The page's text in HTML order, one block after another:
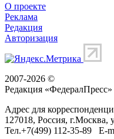
О проекте
Реклама
Редакция
Авторизация
2007-2026 ©
Редакция «ФедералПресс»
Адрес для
127018, Россия, г.Москва,
Тел.+7(499) 112-35-89 E-